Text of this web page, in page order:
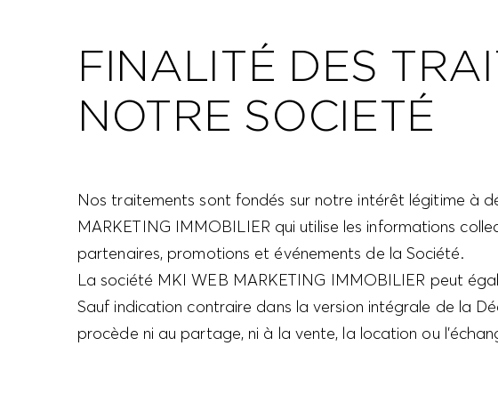
FINALITÉ DES
NOTRE SOCIETÉ
Nos traitements sont fondés sur notre intérêt légitime à
MARKETING IMMOBILIER qui utilise les informations
partenaires, promotions et événements de la Société.
La société MKI WEB MARKETING IMMOBILIER peut
Sauf indication contraire dans la version intégrale de la
procède ni au partage, ni à la vente, la location ou